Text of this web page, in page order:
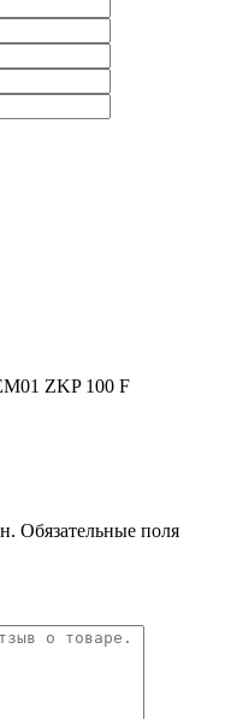
ZKP 100 F
Обязательные поля